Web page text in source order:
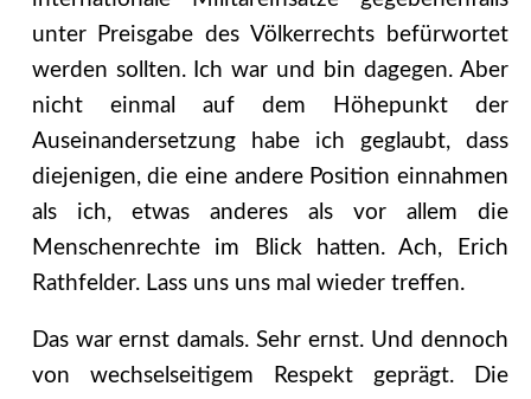
unter Preisgabe des Völkerrechts befürwortet
werden sollten. Ich war und bin dagegen. Aber
nicht einmal auf dem Höhepunkt der
Auseinandersetzung habe ich geglaubt, dass
diejenigen, die eine andere Position einnahmen
als ich, etwas anderes als vor allem die
Menschenrechte im Blick hatten. Ach, Erich
Rathfelder. Lass uns uns mal wieder treffen.
Das war ernst damals. Sehr ernst. Und dennoch
von wechselseitigem Respekt geprägt. Die